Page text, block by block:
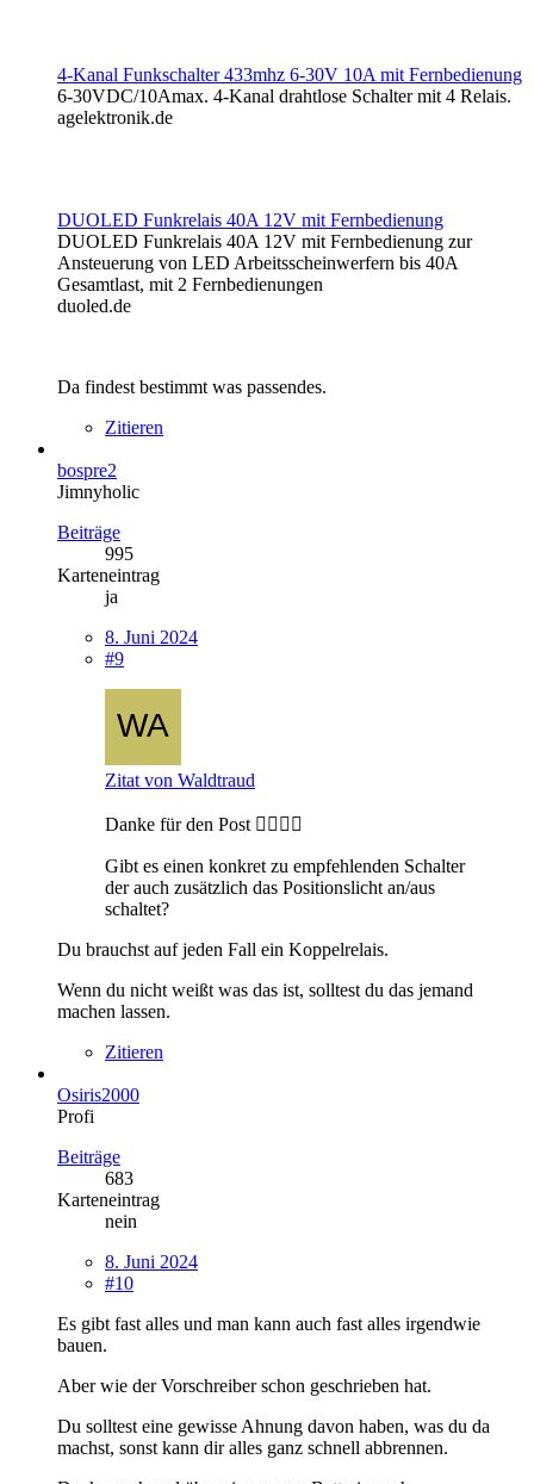
4-Kanal Funkschalter 433mhz 6-30V 10A mit Fernbedienung
6-30VDC/10Amax. 4-Kanal drahtlose Schalter mit 4 Relais.
agelektronik.de
DUOLED Funkrelais 40A 12V mit Fernbedienung
DUOLED Funkrelais 40A 12V mit Fernbedienung zur
Ansteuerung von LED Arbeitsscheinwerfern bis 40A
Gesamtlast, mit 2 Fernbedienungen
duoled.de
Da findest bestimmt was passendes.
Zitieren
bospre2
Jimnyholic
Beiträge
995
Karteneintrag
ja
8. Juni 2024
#9
Zitat von Waldtraud
Danke für den Post 👍🏻👍🏻
Gibt es einen konkret zu empfehlenden Schalter
der auch zusätzlich das Positionslicht an/aus
schaltet?
Du brauchst auf jeden Fall ein Koppelrelais.
Wenn du nicht weißt was das ist, solltest du das jemand
machen lassen.
Zitieren
Osiris2000
Profi
Beiträge
683
Karteneintrag
nein
8. Juni 2024
#10
Es gibt fast alles und man kann auch fast alles irgendwie
bauen.
Aber wie der Vorschreiber schon geschrieben hat.
Du solltest eine gewisse Ahnung davon haben, was du da
machst, sonst kann dir alles ganz schnell abbrennen.